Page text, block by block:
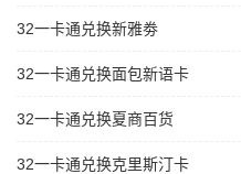
32一卡通兑换新雅劵
32一卡通兑换面包新语卡
32一卡通兑换夏商百货
32一卡通兑换克里斯汀卡